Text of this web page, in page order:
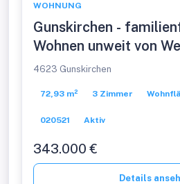
WOHNUNG
Gunskirchen -
Wohnen unweit von
4623 Gunskirchen
72,93 m² 3 Zimmer
020521 Aktiv
343.000 €
Details